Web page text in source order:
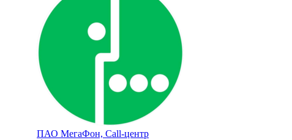
ПАО МегаФон, Call-центр